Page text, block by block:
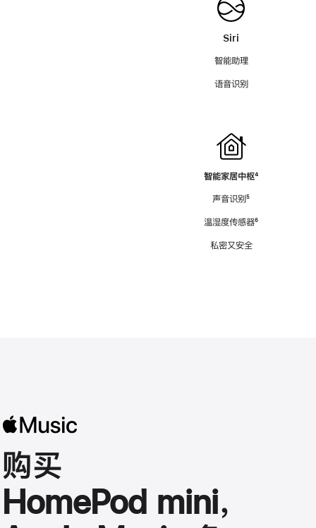
Siri
智能助理
语音识别
智能家居中枢脚
⁴
声音识别脚
⁵
温湿度传感器脚
⁶
私密又安全
购买
HomePod mini，